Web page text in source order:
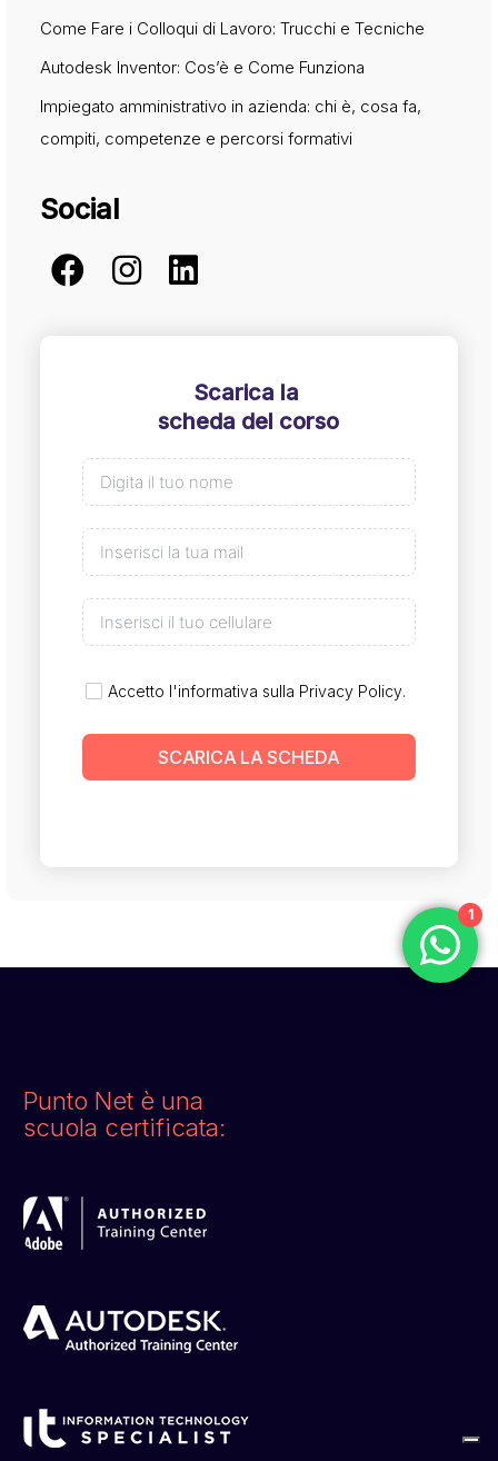
Come Fare i Colloqui di Lavoro: Trucchi e Tecniche
Autodesk Inventor: Cos’è e Come Funziona
Impiegato amministrativo in azienda: chi è, cosa fa,
compiti, competenze e percorsi formativi
Social
Scarica la
scheda del corso
Accetto l'informativa sulla Privacy Policy.
SCARICA LA SCHEDA
Punto Net è una
scuola certificata:
1